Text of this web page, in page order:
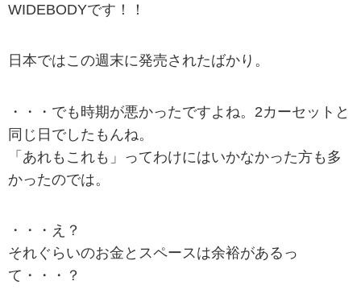
WIDEBODYです！！
日本ではこの週末に発売されたばかり。
・・・でも時期が悪かったですよね。2カーセットと
同じ日でしたもんね。
「あれもこれも」ってわけにはいかなかった方も多
かったのでは。
・・・え？
それぐらいのお金とスペースは余裕があるっ
て・・・？